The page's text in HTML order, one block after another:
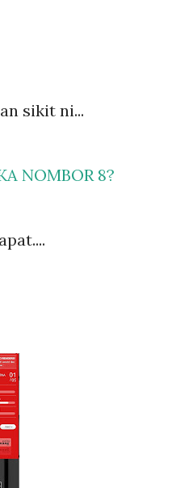
sikit ni...
NOMBOR 8?